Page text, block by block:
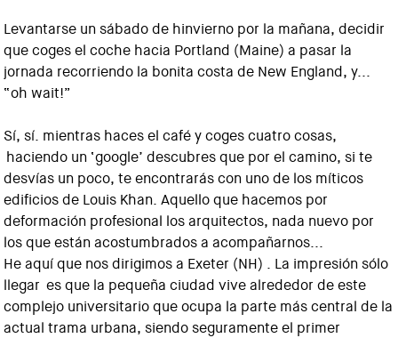
Levantarse un sábado de hinvierno por la mañana, decidir
que coges el coche hacia Portland (Maine) a pasar la
jornada recorriendo la bonita costa de New England, y...
“oh wait!”
Sí, sí. mientras haces el café y coges cuatro cosas,
haciendo un ‘google’ descubres que por el camino, si te
desvías un poco, te encontrarás con uno de los míticos
edificios de Louis Khan. Aquello que hacemos por
deformación profesional los arquitectos, nada nuevo por
los que están acostumbrados a acompañarnos...
He aquí que nos dirigimos a Exeter (NH) . La impresión sólo
llegar es que la pequeña ciudad vive alrededor de este
complejo universitario que ocupa la parte más central de la
actual trama urbana, siendo seguramente el primer